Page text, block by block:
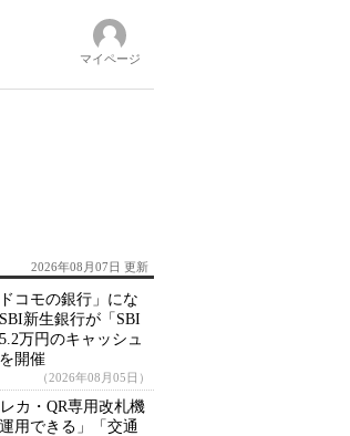
マイページ
2026年08月07日 更新
コモの銀行」にな
新生銀行が「SBI
万円のキャッシュ
開催
（2026年08月05日）
カ・QR専用改札機
用できる」「交通